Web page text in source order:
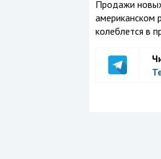
Продажи
американском
колеблется в